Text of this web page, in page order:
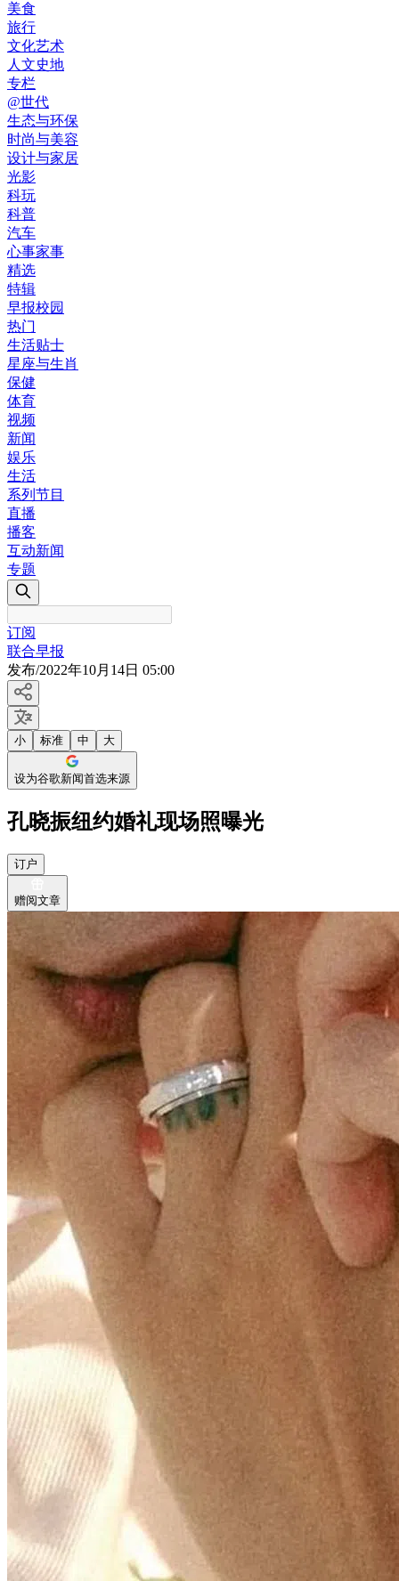
美食
旅行
文化艺术
人文史地
专栏
@世代
生态与环保
时尚与美容
设计与家居
光影
科玩
科普
汽车
心事家事
精选
特辑
早报校园
热门
生活贴士
星座与生肖
保健
体育
视频
新闻
娱乐
生活
系列节目
直播
播客
互动新闻
专题
订阅
联合早报
发布/2022年10月14日 05:00
小 标准 中 大
设为谷歌新闻首选来源
孔晓振纽约婚礼现场照曝光
订户
赠阅文章